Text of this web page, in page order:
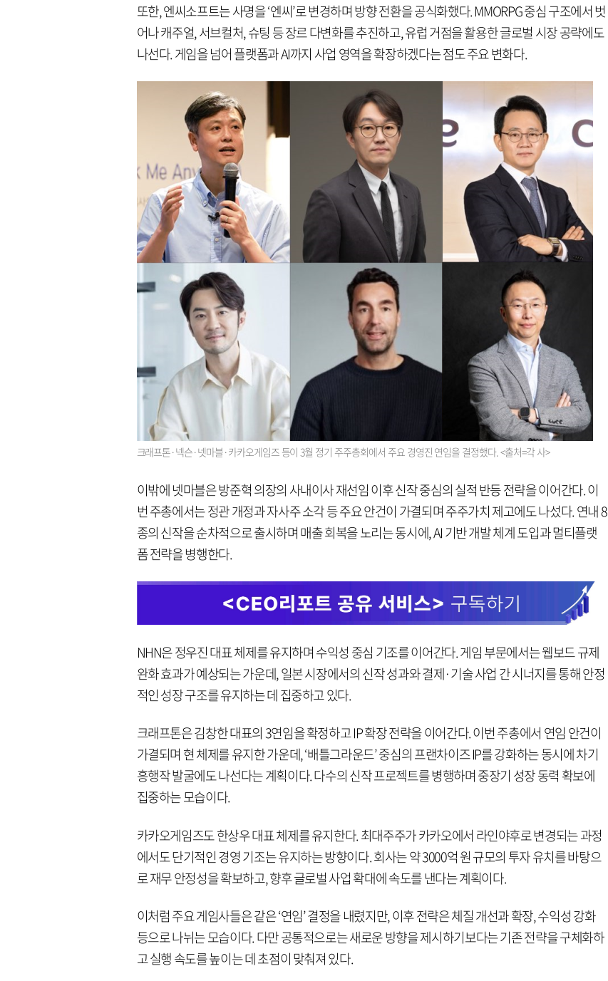
또한, 엔씨소프트는 사명을 ‘엔씨’로 변경하며 방향 전환을 공식화했다. MMORPG 중심 구조에서 벗
어나 캐주얼, 서브컬처, 슈팅 등 장르 다변화를 추진하고, 유럽 거점을 활용한 글로벌 시장 공략에도
나선다. 게임을 넘어 플랫폼과 AI까지 사업 영역을 확장하겠다는 점도 주요 변화다.
크래프톤·넥슨·넷마블·카카오게임즈 등이 3월 정기 주주총회에서 주요 경영진 연임을 결정했다. <출처=각 사>
이밖에 넷마블은 방준혁 의장의 사내이사 재선임 이후 신작 중심의 실적 반등 전략을 이어간다. 이
번 주총에서는 정관 개정과 자사주 소각 등 주요 안건이 가결되며 주주가치 제고에도 나섰다. 연내 8
종의 신작을 순차적으로 출시하며 매출 회복을 노리는 동시에, AI 기반 개발 체계 도입과 멀티플랫
폼 전략을 병행한다.
NHN은 정우진 대표 체제를 유지하며 수익성 중심 기조를 이어간다. 게임 부문에서는 웹보드 규제
완화 효과가 예상되는 가운데, 일본 시장에서의 신작 성과와 결제·기술 사업 간 시너지를 통해 안정
적인 성장 구조를 유지하는 데 집중하고 있다.
크래프톤은 김창한 대표의 3연임을 확정하고 IP 확장 전략을 이어간다. 이번 주총에서 연임 안건이
가결되며 현 체제를 유지한 가운데, ‘배틀그라운드’ 중심의 프랜차이즈 IP를 강화하는 동시에 차기
흥행작 발굴에도 나선다는 계획이다. 다수의 신작 프로젝트를 병행하며 중장기 성장 동력 확보에
집중하는 모습이다.
카카오게임즈도 한상우 대표 체제를 유지한다. 최대주주가 카카오에서 라인야후로 변경되는 과정
에서도 단기적인 경영 기조는 유지하는 방향이다. 회사는 약 3000억 원 규모의 투자 유치를 바탕으
로 재무 안정성을 확보하고, 향후 글로벌 사업 확대에 속도를 낸다는 계획이다.
이처럼 주요 게임사들은 같은 ‘연임’ 결정을 내렸지만, 이후 전략은 체질 개선과 확장, 수익성 강화
등으로 나뉘는 모습이다. 다만 공통적으로는 새로운 방향을 제시하기보다는 기존 전략을 구체화하
고 실행 속도를 높이는 데 초점이 맞춰져 있다.